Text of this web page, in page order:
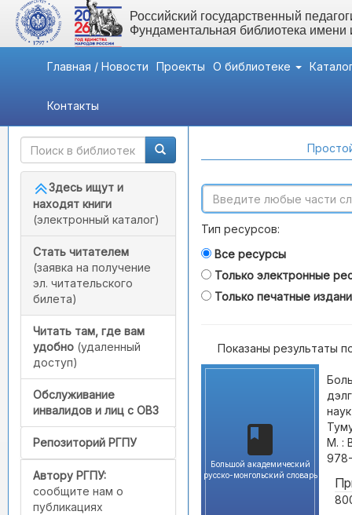
Российский государственный
Фундаментальная библиотека
Главная / Новости Проекты О библиотеке
Контакты
Быстрый доступ
Здесь ищут и
находят книги
(электронный каталог)
Стать читателем
(заявка на получение
эл. читательского
билета)
Читать там, где вам
удобно (удаленный
доступ)
Обслуживание
инвалидов и лиц с ОВЗ
Репозиторий РГПУ
Автору РГПУ:
сообщите нам о
публикациях
Тип ресурсов:
Все ресурсы
Только электронные
Только печатные
Показаны результаты
Большой академический
русско-монгольский словарь
М. :